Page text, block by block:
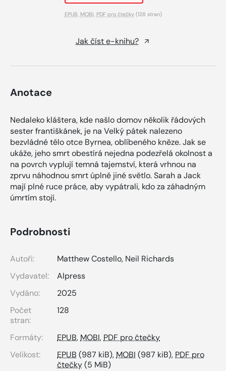
EPUB, MOBI, PDF pro čtečky(128 stran)
Jak číst e-knihu?
Anotace
Nedaleko kláštera, kde našlo domov několik řádových
sester františkánek, je na Velký pátek nalezeno
bezvládné tělo otce Byrnea, oblíbeného kněze. Jak se
ukáže, jeho smrt obestírá nejedna podezřelá okolnost a
na povrch vyplují temná tajemství, která vrhnou na
zprvu náhodnou smrt úplně jiné světlo. Sarah a Jack
mají plné ruce práce, aby vypátrali, kdo za záhadným
úmrtím stojí.
Podrobnosti
Autoři: Matthew Costello, Neil Richards
Vydavatel:
Alpress
Vydáno:
2025
Počet
stran:
128
Formáty: EPUB, MOBI, PDF pro čtečky
Velikost:
EPUB (987 kiB), MOBI (987 kiB), PDF pro
čtečky(5 MiB)